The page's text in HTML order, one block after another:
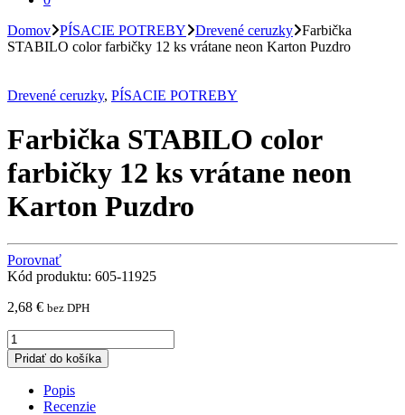
Domov PÍSACIE POTREBY Drevené ceruzky Farbička
STABILO color farbičky 12 ks vrátane neon Karton Puzdro
Drevené ceruzky, PÍSACIE POTREBY
Farbička STABILO color
farbičky 12 ks vrátane neon
Karton Puzdro
Porovnať
Kód produktu: 605-11925
2,68 € bez DPH
Farbička
STABILO
color
farbičky
Pridať do košíka
Popis
Recenzie